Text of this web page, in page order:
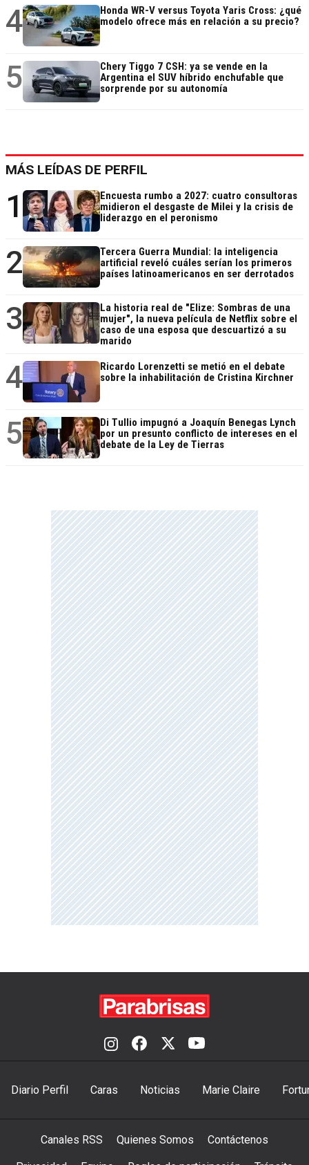
4
Honda WR-V versus Toyota Yaris Cross: ¿qué
modelo ofrece más en relación a su precio?
5
Chery Tiggo 7 CSH: ya se vende en la
Argentina el SUV híbrido enchufable que
sorprende por su autonomía
MÁS LEÍDAS DE PERFIL
1
Encuesta rumbo a 2027: cuatro consultoras
midieron el desgaste de Milei y la crisis de
liderazgo en el peronismo
2
Tercera Guerra Mundial: la inteligencia
artificial reveló cuáles serían los primeros
países latinoamericanos en ser derrotados
3
La historia real de "Elize: Sombras de una
mujer", la nueva película de Netflix sobre el
caso de una esposa que descuartizó a su
marido
4
Ricardo Lorenzetti se metió en el debate
sobre la inhabilitación de Cristina Kirchner
5
Di Tullio impugnó a Joaquín Benegas Lynch
por un presunto conflicto de intereses en el
debate de la Ley de Tierras
Diario Perfil Caras Noticias Marie Claire
Canales RSS Quienes Somos Contáctenos